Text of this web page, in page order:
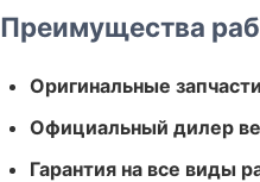
Преимущества
Оригинальные
Официальный дилер
Гарантия на все виды